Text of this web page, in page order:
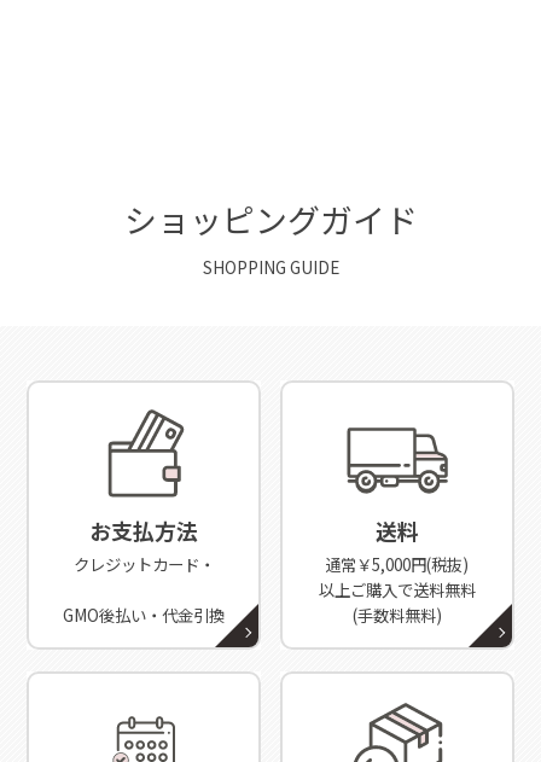
ショッピングガイド
SHOPPING GUIDE
お支払方法
クレジットカード・
GMO後払い・代金引換
送料
通常￥5,000円(税抜)
以上ご購入で送料無料
(手数料無料)